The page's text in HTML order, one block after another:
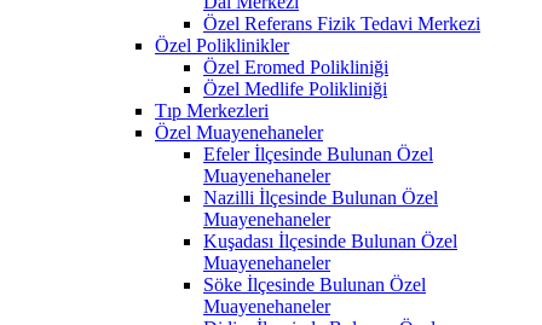
Özel Referans Fizik Tedavi Merkezi
Özel Poliklinikler
Özel Eromed Polikliniği
Özel Medlife Polikliniği
Tıp Merkezleri
Özel Muayenehaneler
Efeler İlçesinde Bulunan Özel
Muayenehaneler
Nazilli İlçesinde Bulunan Özel
Muayenehaneler
Kuşadası İlçesinde Bulunan Özel
Muayenehaneler
Söke İlçesinde Bulunan Özel
Muayenehaneler